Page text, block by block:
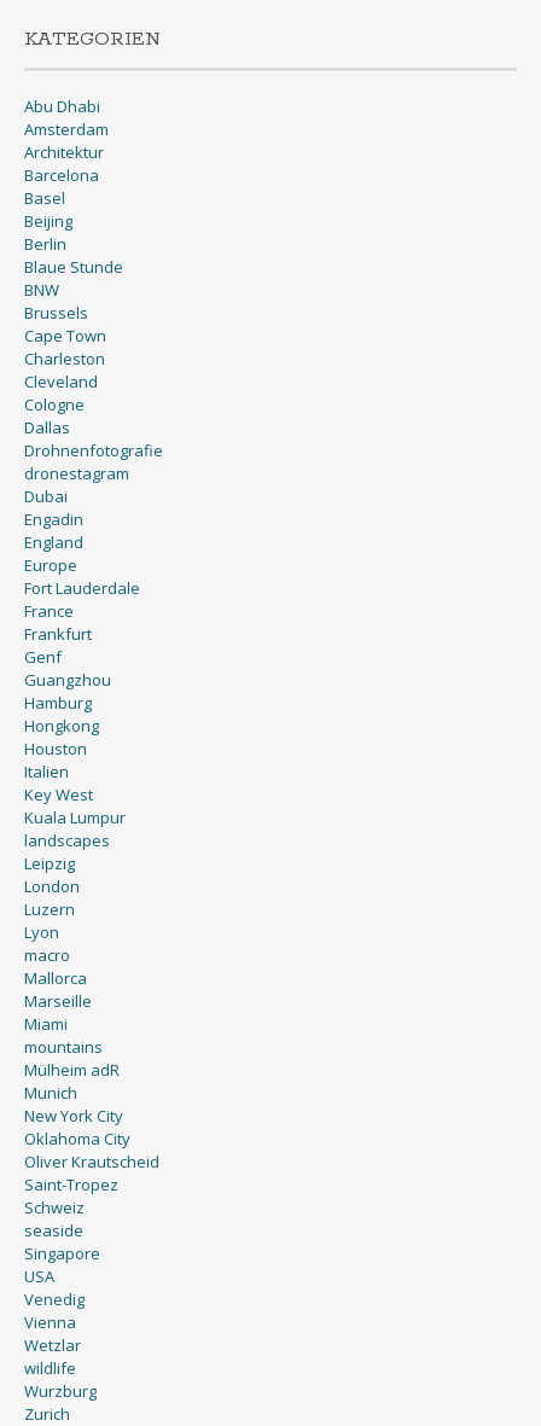
KATEGORIEN
Abu Dhabi
Amsterdam
Architektur
Barcelona
Basel
Beijing
Berlin
Blaue Stunde
BNW
Brussels
Cape Town
Charleston
Cleveland
Cologne
Dallas
Drohnenfotografie
dronestagram
Dubai
Engadin
England
Europe
Fort Lauderdale
France
Frankfurt
Genf
Guangzhou
Hamburg
Hongkong
Houston
Italien
Key West
Kuala Lumpur
landscapes
Leipzig
London
Luzern
Lyon
macro
Mallorca
Marseille
Miami
mountains
Mülheim adR
Munich
New York City
Oklahoma City
Oliver Krautscheid
Saint-Tropez
Schweiz
seaside
Singapore
USA
Venedig
Vienna
Wetzlar
wildlife
Wurzburg
Zurich